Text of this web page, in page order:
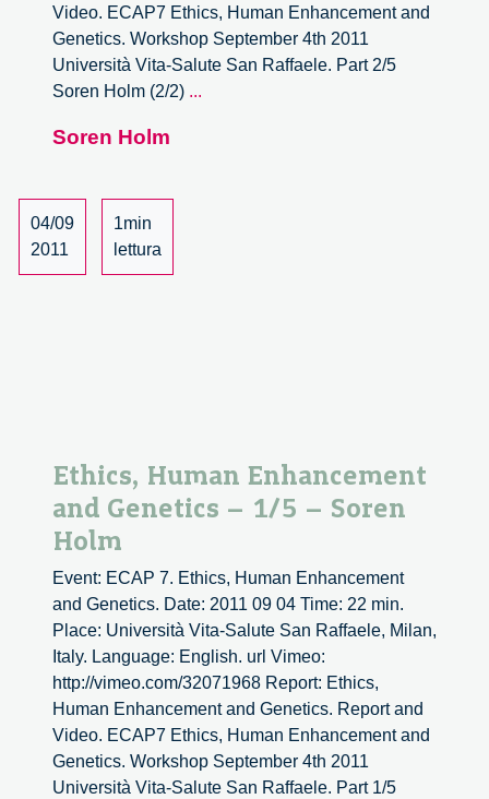
Video. ECAP7 Ethics, Human Enhancement and
Genetics. Workshop September 4th 2011
Università Vita-Salute San Raffaele. Part 2/5
Soren Holm (2/2) ...
Soren Holm
04/09
2011
1min
lettura
Ethics, Human Enhancement
and Genetics – 1/5 – Soren
Holm
Event: ECAP 7. Ethics, Human Enhancement
and Genetics. Date: 2011 09 04 Time: 22 min.
Place: Università Vita-Salute San Raffaele, Milan,
Italy. Language: English. url Vimeo:
http://vimeo.com/32071968 Report: Ethics,
Human Enhancement and Genetics. Report and
Video. ECAP7 Ethics, Human Enhancement and
Genetics. Workshop September 4th 2011
Università Vita-Salute San Raffaele. Part 1/5